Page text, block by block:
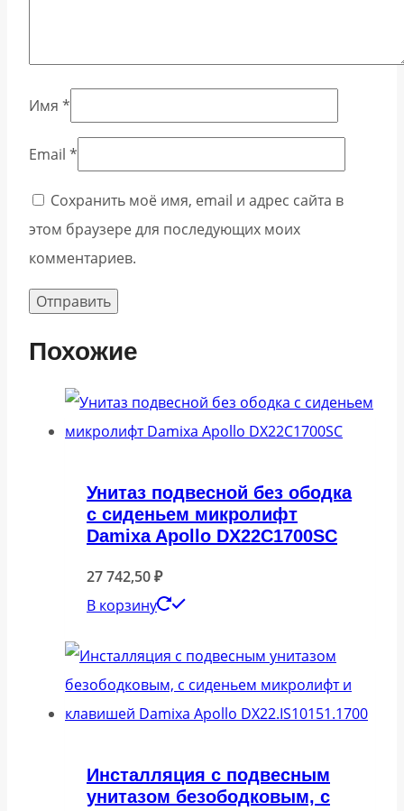
Имя *
Email *
Сохранить моё имя, email и адрес сайта в
этом браузере для последующих моих
комментариев.
Похожие
Унитаз подвесной без ободка
с сиденьем микролифт
Damixa Apollo DX22C1700SC
27 742,50₽
В корзину
Инсталляция с подвесным
унитазом безободковым, с